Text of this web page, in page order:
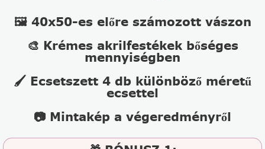
🖼️ 40x50-es előre számozott vászon
🎨 Krémes akrilfestékek bőséges
mennyiségben
🖌️ Ecsetszett 4 db különböző méretű
ecsettel
📷 Mintakép a végeredményről